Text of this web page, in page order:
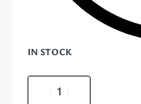
IN STOCK